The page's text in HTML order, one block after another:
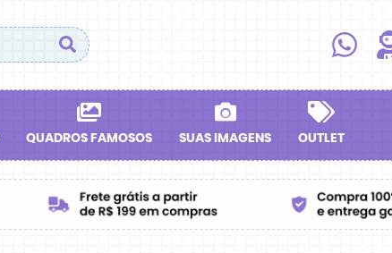
QUADROS FAMOSOS SUAS IMAGENS OUTLET